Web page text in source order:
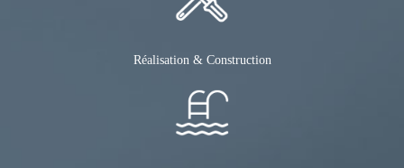
Réalisation & Construction